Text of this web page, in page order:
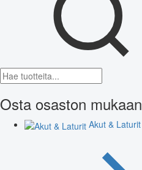
Osta osaston mukaan
Akut & Laturit